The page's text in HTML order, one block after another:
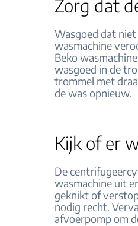
Zorg dat
Wasgoed dat
wasmachine
Beko
wasgoed in de
trommel met
de was opnieuw.
Kijk of er
De
wasmachine uit
geknikt of
nodig recht.
afvoerpomp om